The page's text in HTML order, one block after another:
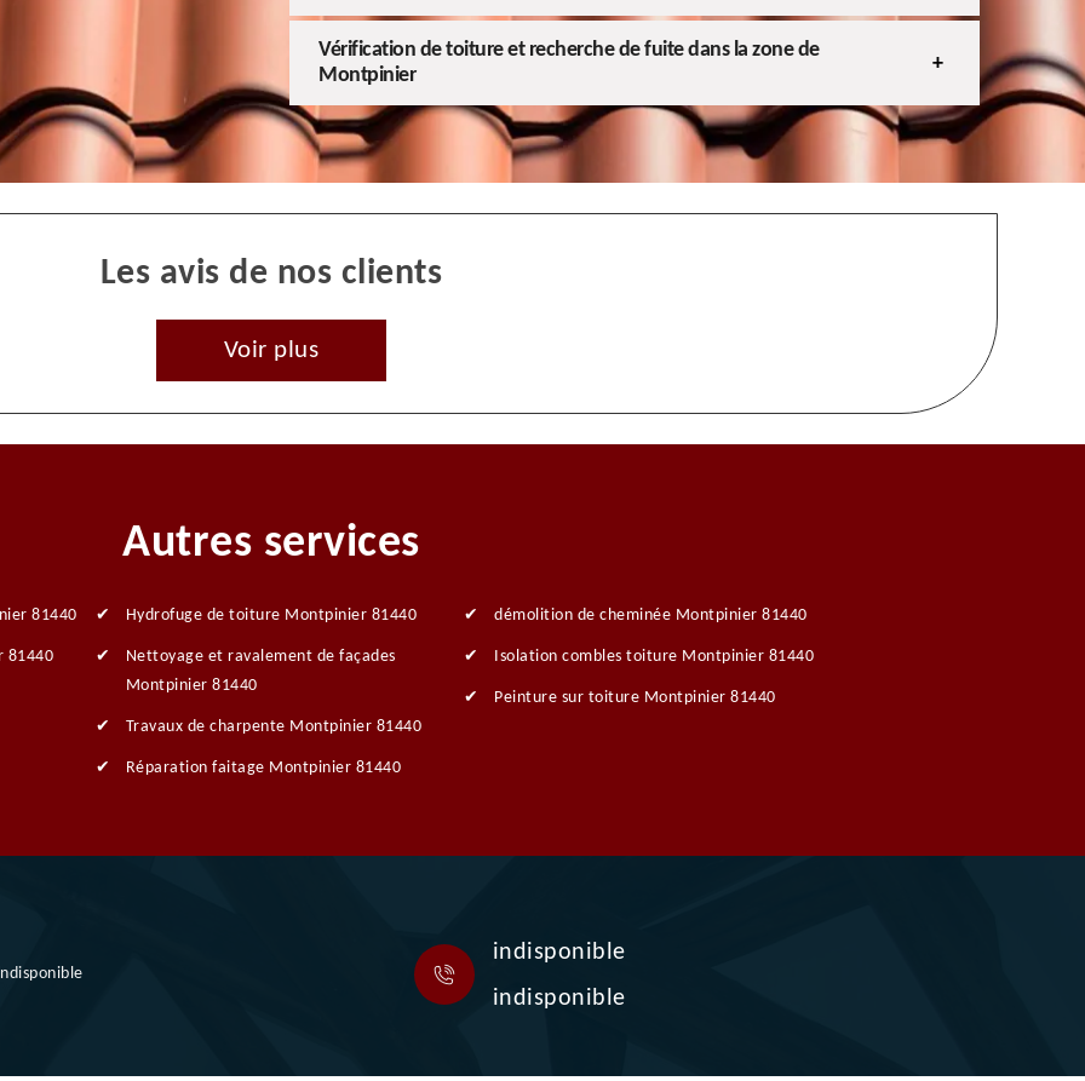
Vérification de toiture et recherche de fuite dans la zone de
Montpinier
Les avis de nos clients
Voir plus
Autres services
81440
81440
Hydrofuge de toiture Montpinier 81440
Nettoyage et ravalement de façades
Montpinier 81440
Travaux de charpente Montpinier 81440
Réparation faitage Montpinier 81440
démolition de cheminée Montpinier 81440
Isolation combles toiture Montpinier 81440
Peinture sur toiture Montpinier 81440
indisponible
indisponible